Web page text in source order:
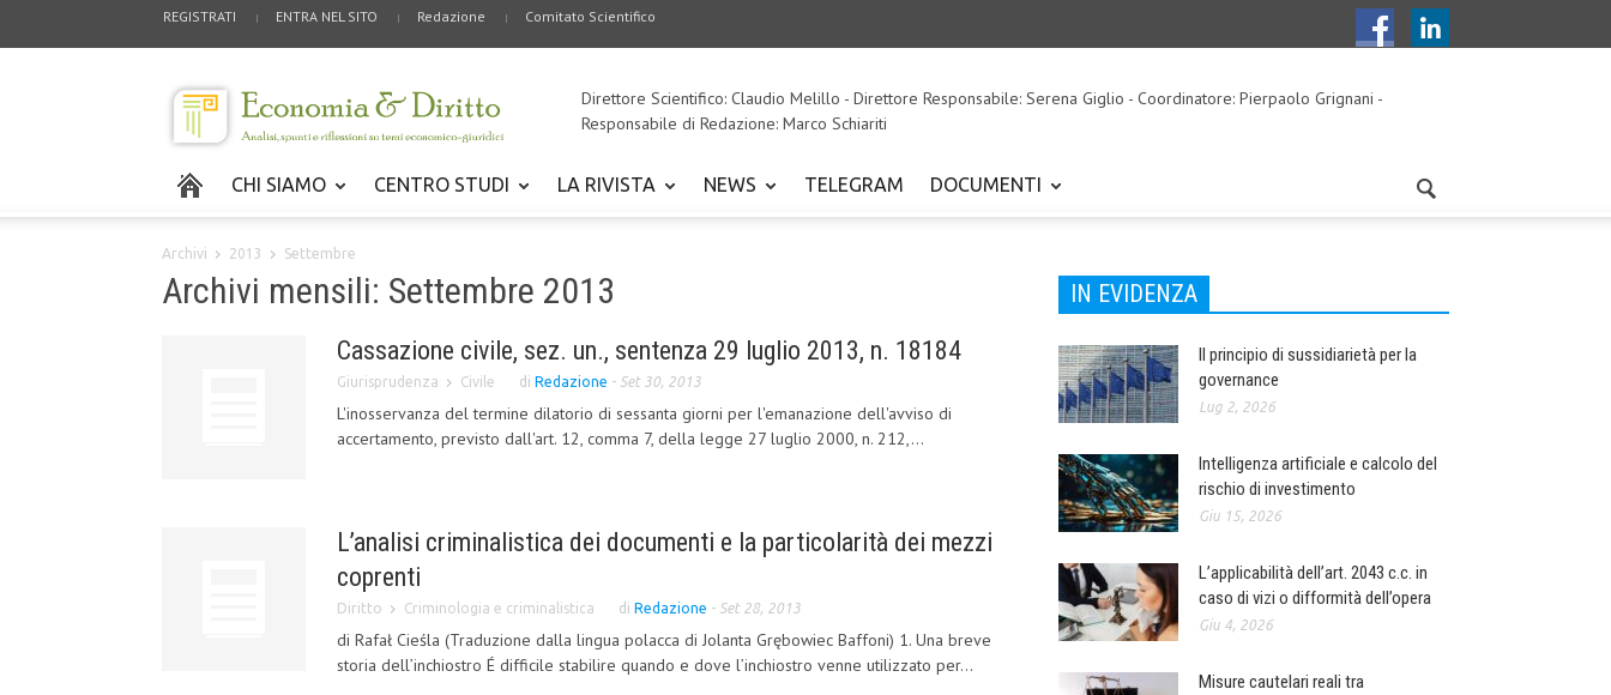
REGISTRATI ENTRA NEL SITO Redazione Comitato Scientifico
Direttore Scientifico: Claudio Melillo - Direttore Responsabile: Serena Giglio - Coordinatore: Pierpaolo Grignani -
Responsabile di Redazione: Marco Schiariti
CHI SIAMO CENTRO STUDI LA RIVISTA NEWS TELEGRAM DOCUMENTI
Archivi 2013 Settembre
Archivi mensili: Settembre 2013
Cassazione civile, sez. un., sentenza 29 luglio 2013, n. 18184
Giurisprudenza Civile di Redazione - Set 30, 2013
L'inosservanza del termine dilatorio di sessanta giorni per l'emanazione dell'avviso di
accertamento, previsto dall'art. 12, comma 7, della legge 27 luglio 2000, n. 212,...
L’analisi criminalistica dei documenti e la particolarità dei mezzi
coprenti
Diritto Criminologia e criminalistica di Redazione - Set 28, 2013
di Rafał Cieśla (Traduzione dalla lingua polacca di Jolanta Grębowiec Baffoni) 1. Una breve
storia dell’inchiostro É difficile stabilire quando e dove l’inchiostro venne utilizzato per...
IN EVIDENZA
Il principio di sussidiarietà per la
governance
Lug 2, 2026
Intelligenza artificiale e calcolo del
rischio di investimento
Giu 15, 2026
L’applicabilità dell’art. 2043 c.c. in
caso di vizi o difformità dell’opera
Giu 4, 2026
Misure cautelari reali tra